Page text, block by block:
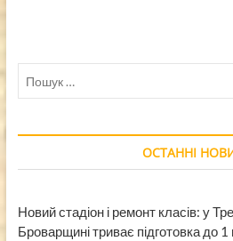
ОСТАННІ
Новий стадіон і ремонт класів: у
Броварщині триває підготовка до 1